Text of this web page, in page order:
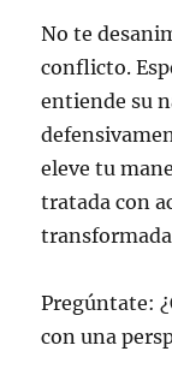
No te
conflicto.
entiende su
eleve tu
tratada con
Pregúntate:
con una